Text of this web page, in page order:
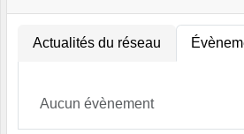
Actualités du réseau
Aucun évènement